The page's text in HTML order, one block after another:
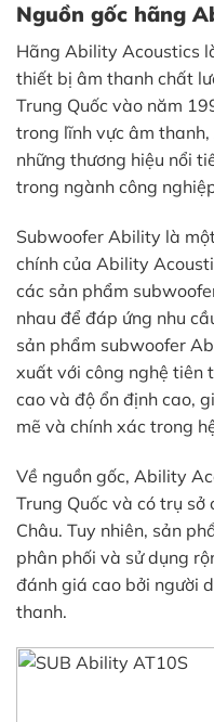
Nguồn gốc hãng
Hãng Ability Acoustics
thiết bị âm thanh chất
Trung Quốc vào năm
trong lĩnh vực âm
những thương hiệu nổi
trong ngành công
Subwoofer Ability là
chính của Ability
các sản phẩm
nhau để đáp ứng nhu
sản phẩm subwoofer
xuất với công nghệ tiên
cao và độ ổn định cao,
mẽ và chính xác trong
Về nguồn gốc, Ability
Trung Quốc và có trụ
Châu. Tuy nhiên, sản
phân phối và sử dụng
đánh giá cao bởi người
thanh.